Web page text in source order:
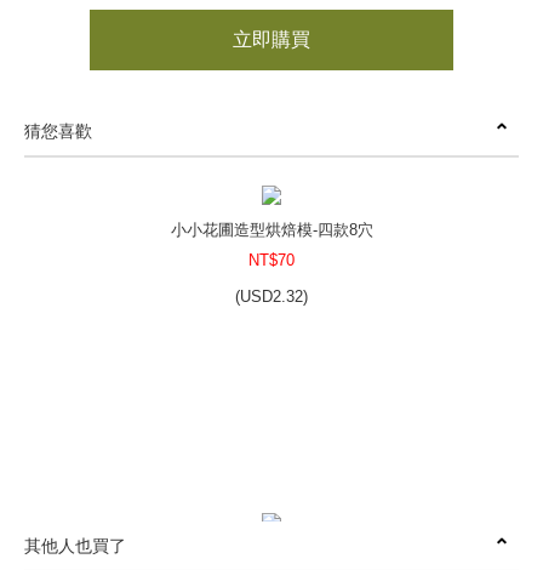
立即購買
猜您喜歡
小小花圃造型烘焙模-四款8穴
NT$70
(USD2.32)
其他人也買了